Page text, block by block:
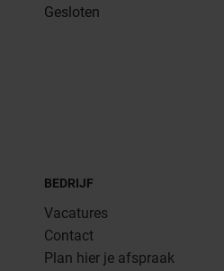
Gesloten
BEDRIJF
Vacatures
Contact
Plan hier je afspraak